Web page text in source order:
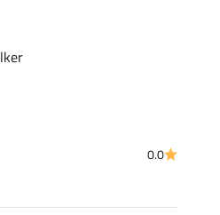
0.0